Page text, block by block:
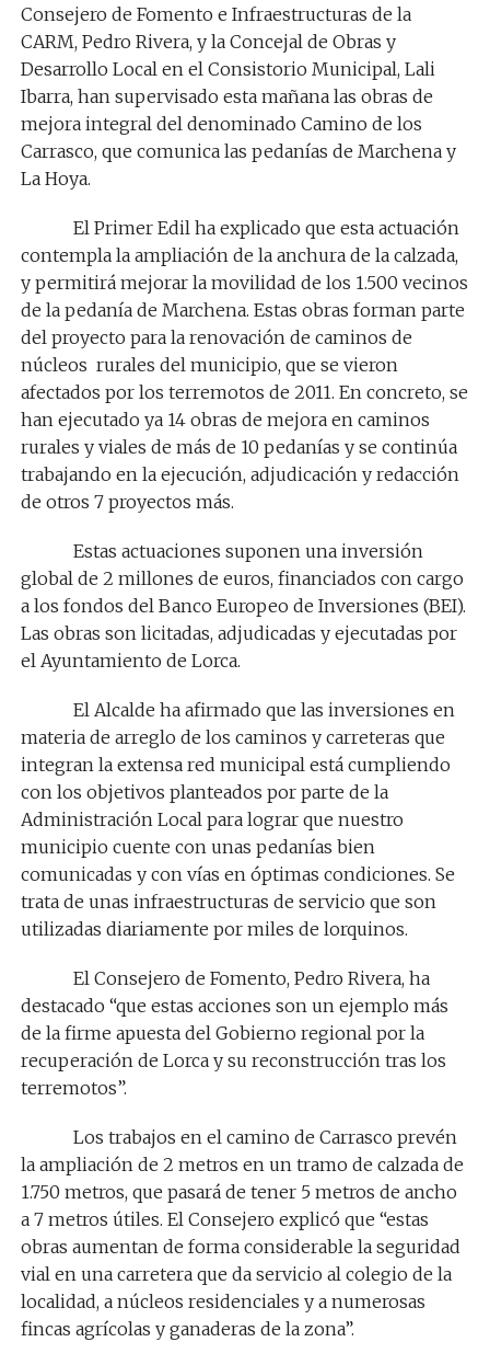
Consejero de Fomento e Infraestructuras de la
CARM, Pedro Rivera, y la Concejal de Obras y
Desarrollo Local en el Consistorio Municipal, Lali
Ibarra, han supervisado esta mañana las obras de
mejora integral del denominado Camino de los
Carrasco, que comunica las pedanías de Marchena y
La Hoya.
El Primer Edil ha explicado que esta actuación
contemplala ampliación de la anchura de la calzada,
y permitirá mejorar la movilidad de los 1.500 vecinos
de la pedanía de Marchena. Estas obras forman parte
del proyecto para la renovación de caminos de
núcleos rurales del municipio, que se vieron
afectados por los terremotos de 2011. En concreto, se
han ejecutado ya 14 obras de mejora en caminos
rurales y viales de más de 10 pedanías y se continúa
trabajando en la ejecución, adjudicación y redacción
de otros 7 proyectos más.
Estas actuaciones suponen una inversión
global de 2 millones de euros, financiados con cargo
a los fondos del Banco Europeo de Inversiones (BEI).
Las obras son licitadas, adjudicadas y ejecutadas por
el Ayuntamiento de Lorca.
El Alcalde ha afirmado que las inversiones en
materia de arreglo de los caminos y carreteras que
integran la extensa red municipal está cumpliendo
con los objetivos planteados por parte de la
Administración Local para lograr que nuestro
municipio cuente con unas pedanías bien
comunicadas y con vías en óptimas condiciones. Se
trata de unas infraestructuras de servicio que son
utilizadas diariamente por miles de lorquinos.
El Consejero de Fomento, Pedro Rivera, ha
destacado “que estas acciones son un ejemplo más
de la firme apuesta del Gobierno regional por la
recuperación de Lorca y su reconstrucción tras los
terremotos”.
Los trabajos en el camino de Carrasco prevén
la ampliación de 2 metros en un tramo de calzada de
1.750 metros, que pasará de tener 5 metros de ancho
a 7 metros útiles. El Consejero explicó que “estas
obras aumentan de forma considerable la seguridad
vial en una carretera que da servicio al colegio de la
localidad, a núcleos residenciales y a numerosas
fincas agrícolas y ganaderas de la zona”.